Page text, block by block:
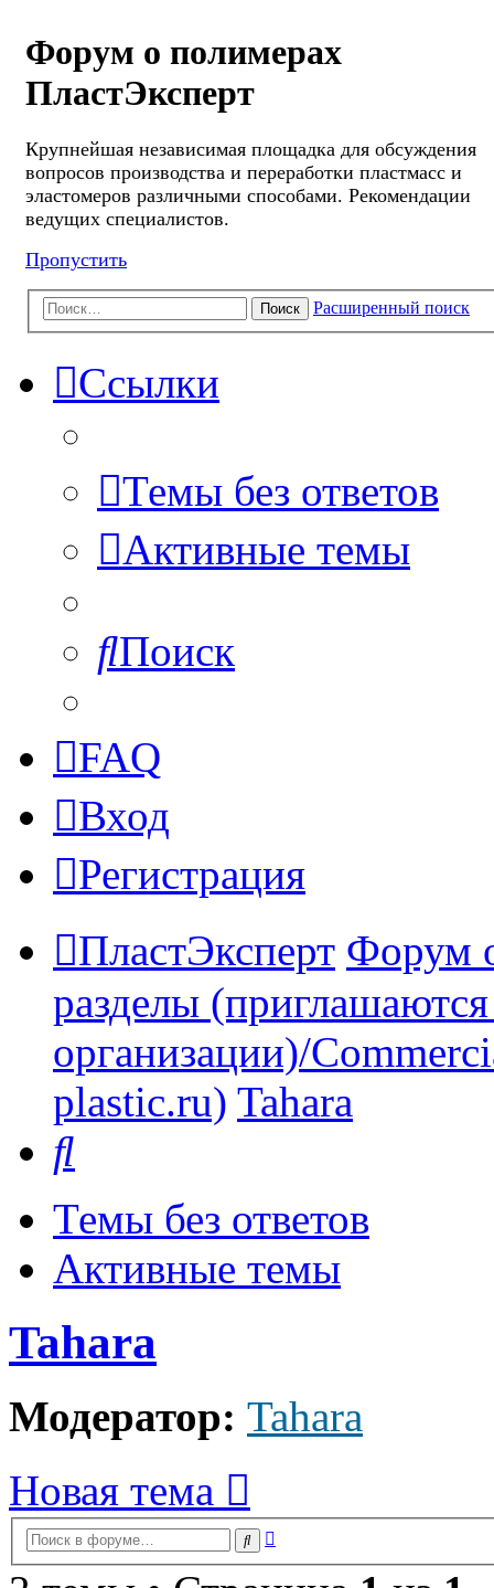
Форум о полимерах
ПластЭксперт
Крупнейшая независимая площадка для обсуждения
вопросов производства и переработки пластмасс и
эластомеров различными способами. Рекомендации
ведущих специалистов.
Пропустить
Поиск Расширенный поиск
Ссылки
Темы без ответов
Активные темы
Поиск
FAQ
Вход
Регистрация
ПластЭксперт Форум
разделы
организации)/
plastic.ru) Tahara
Темы без ответов
Активные темы
Tahara
Модератор: Tahara
Новая тема
Поиск